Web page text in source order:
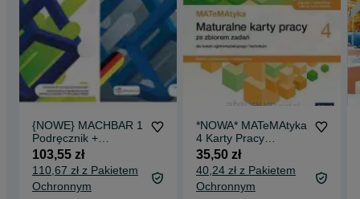
{NOWE} MACHBAR 1
Podręcznik +
Ćwiczenia Draco
103,55 zł
110,67 zł z Pakietem
Ochronnym
*NOWA* MATeMAtyka
4 Karty Pracy
Podstawowy i
Rozszerzony Nowa
Era
35,50 zł
40,24 zł z Pakietem
Ochronnym